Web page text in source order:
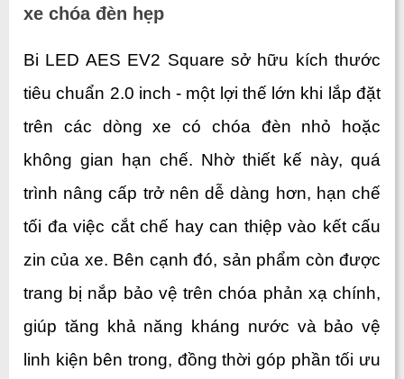
xe chóa đèn hẹp
Bi LED AES EV2 Square sở hữu kích thước
tiêu chuẩn 2.0 inch - một lợi thế lớn khi lắp đặt
trên các dòng xe có chóa đèn nhỏ hoặc
không gian hạn chế. Nhờ thiết kế này, quá
trình nâng cấp trở nên dễ dàng hơn, hạn chế
tối đa việc cắt chế hay can thiệp vào kết cấu
zin của xe. Bên cạnh đó, sản phẩm còn được
trang bị nắp bảo vệ trên chóa phản xạ chính,
giúp tăng khả năng kháng nước và bảo vệ
linh kiện bên trong, đồng thời góp phần tối ưu